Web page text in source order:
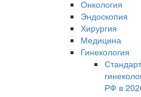
Онкология
Эндоскопия
Хирургия
Медицина
Гинекология
РФ в